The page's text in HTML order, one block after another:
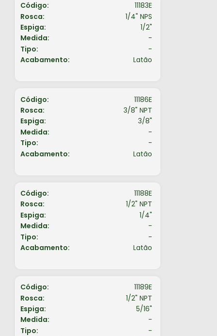
Código:
11183E
Rosca:
1/4" NPS
Espiga:
1/2"
Medida:
-
Tipo:
-
Acabamento:
Latão
Código:
11186E
Rosca:
3/8" NPT
Espiga:
3/8"
Medida:
-
Tipo:
-
Acabamento:
Latão
Código:
11188E
Rosca:
1/2" NPT
Espiga:
1/4"
Medida:
-
Tipo:
-
Acabamento:
Latão
Código:
11189E
Rosca:
1/2" NPT
Espiga:
5/16"
Medida:
-
Tipo:
-